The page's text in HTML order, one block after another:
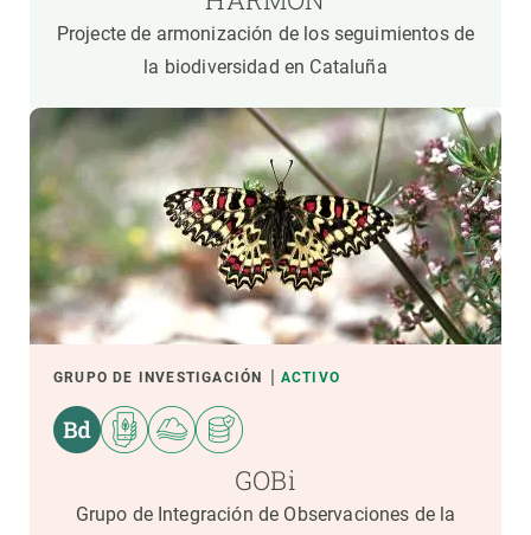
Projecte de armonización de los seguimientos de
la biodiversidad en Cataluña
GRUPO DE INVESTIGACIÓN ACTIVO
GOBi
Grupo de Integración de Observaciones de la